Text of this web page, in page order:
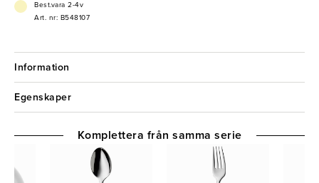
Best.vara 2-4v
Art. nr: B548107
Information
Egenskaper
Komplettera från samma serie